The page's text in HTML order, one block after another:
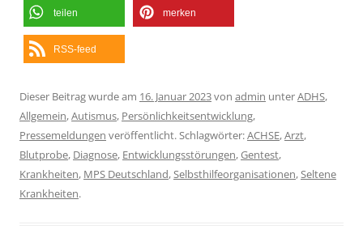
teilen merken
RSS-feed
Dieser Beitrag wurde am 16. Januar 2023von admin unterADHS,
Allgemein,Autismus, Persönlichkeitsentwicklung,
Pressemeldungen veröffentlicht. Schlagwörter:ACHSE,Arzt,
Blutprobe, Diagnose, Entwicklungsstörungen,Gentest,
Krankheiten, MPS Deutschland,Selbsthilfeorganisationen,Seltene
Krankheiten.